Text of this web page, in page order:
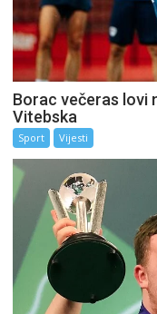
Borac večeras lovi
Vitebska
Sport Vijesti